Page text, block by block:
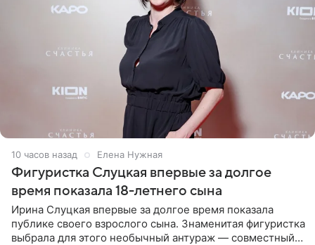
10 часов назад Елена Нужная
Фигуристка Слуцкая впервые за долгое
время показала 18-летнего сына
Ирина Слуцкая впервые за долгое время показала
публике своего взрослого сына. Знаменитая фигуристка
выбрала для этого необычный антураж — совместный